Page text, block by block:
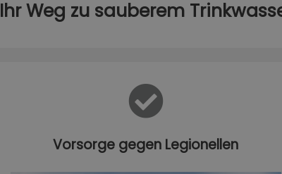
Ihr Weg zu sauberem
Vorsorge gegen Legionellen